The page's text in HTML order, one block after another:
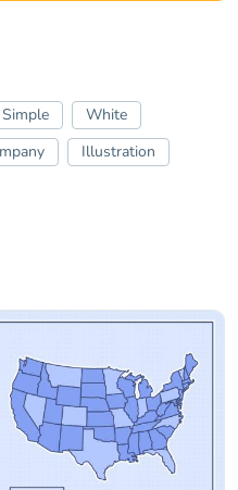
Simple
White
Illustration